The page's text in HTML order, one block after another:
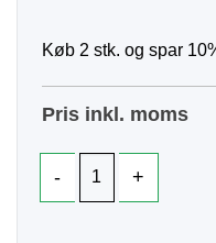
Køb 2 stk. og spar
Pris inkl. moms